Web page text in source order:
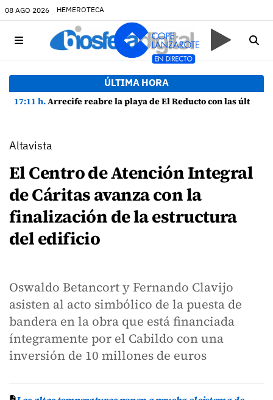
08 AGO 2026 HEMEROTECA
ÚLTIMA HORA
17:11 h.Arrecife reabre la playa de El Reducto con las últimas analíticas mostrando "una buena calidad de las aguas para el baño"
Altavista
El Centro de Atención Integral
de Cáritas avanza con la
finalización de la estructura
del edificio
Oswaldo Betancort y Fernando Clavijo
asisten al acto simbólico de la puesta de
bandera en la obra que está financiada
íntegramente por el Cabildo con una
inversión de 10 millones de euros